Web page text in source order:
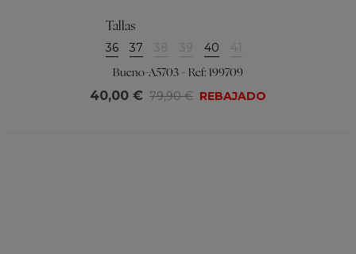
Tallas
36 37 38 39 40 41
Bueno-A5703 - Ref: 199709
40,00 € 79,90 € REBAJADO